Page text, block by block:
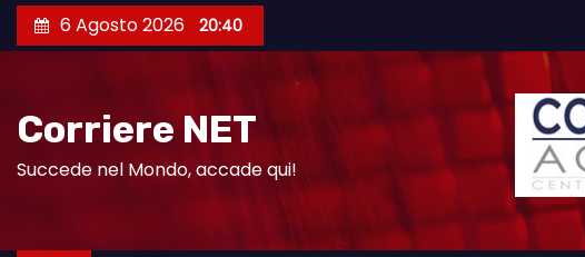
a
6 Agosto 2026 20:40
Corriere NET
Succede nel Mondo, accade qui!